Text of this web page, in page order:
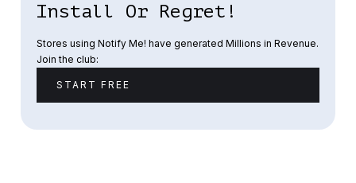
Install Or Regret!
Stores using Notify Me! have generated Millions in Revenue.
Join the club:
START FREE